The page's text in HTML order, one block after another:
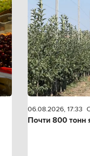
06.08.2026, 17:33
Почти 800 тонн